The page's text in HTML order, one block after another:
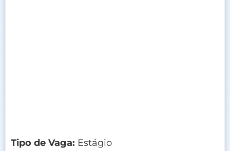
Tipo de Vaga: Estágio